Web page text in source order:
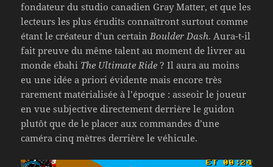
fondateur du studio canadien Gray Matter, et que les
lecteurs les plus érudits connaîtront surtout comme
étant le créateur d’un certainBoulder Dash. Aura-t-il
fait preuve du même talent au moment de livrer au
monde ébahi The Ultimate Ride ? Il aura au moins
eu une idée a priori évidente mais encore très
rarement matérialisée à l’époque : asseoir le joueur
en vue subjective directement derrière le guidon
plutôt que de le placer aux commandes d’une
caméra cinq mètres derrière le véhicule.